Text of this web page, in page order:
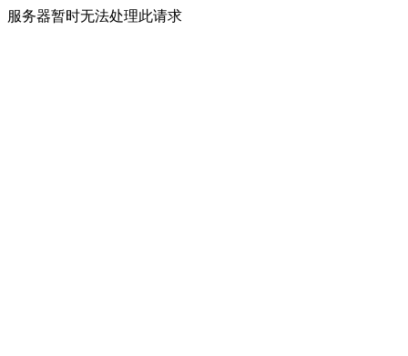
服务器暂时无法处理此请求